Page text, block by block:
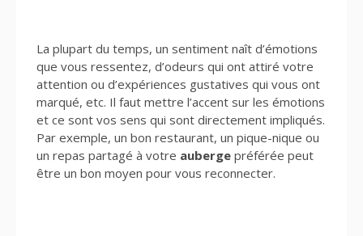
La plupart du temps, un sentiment naît d’émotions
que vous ressentez, d’odeurs qui ont attiré votre
attention ou d’expériences gustatives qui vous ont
marqué, etc. Il faut mettre l’accent sur les émotions
et ce sont vos sens qui sont directement impliqués.
Par exemple, un bon restaurant, un pique-nique ou
un repas partagé à votre auberge préférée peut
être un bon moyen pour vous reconnecter.